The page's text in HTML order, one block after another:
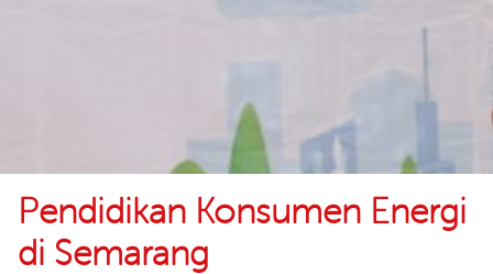
Pendidikan Konsumen Energi
di Semarang